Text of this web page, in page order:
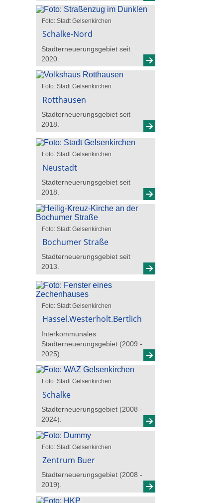
Foto: Stadt Gelsenkirchen
Schalke-Nord
Stadterneuerungsgebiet seit
2020.
Foto: Stadt Gelsenkirchen
Rotthausen
Stadterneuerungsgebiet seit
2018.
Foto: Stadt Gelsenkirchen
Neustadt
Stadterneuerungsgebiet seit
2018.
Foto: Stadt Gelsenkirchen
Bochumer Straße
Stadterneuerungsgebiet seit
2013.
Foto: Stadt Gelsenkirchen
Hassel.Westerholt.Bertlich
Interkommunales
Stadterneuerungsgebiet (2009 -
2025).
Foto: Stadt Gelsenkirchen
Schalke
Stadterneuerungsgebiet (2008 -
2024).
Foto: Stadt Gelsenkirchen
Zentrum Buer
Stadterneuerungsgebiet (2008 -
2019).